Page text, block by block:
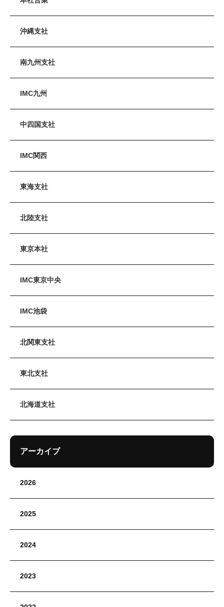
沖縄支社
南九州支社
IMC九州
中四国支社
IMC関西
東海支社
北陸支社
東京本社
IMC東京中央
IMC池袋
北関東支社
東北支社
北海道支社
アーカイブ
2026
2025
2024
2023